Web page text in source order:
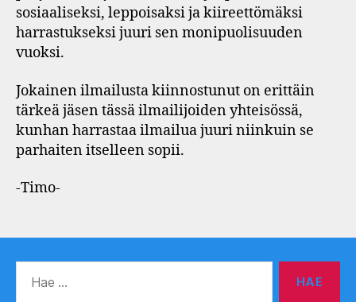
sosiaaliseksi, leppoisaksi ja kiireettömäksi
harrastukseksi juuri sen monipuolisuuden
vuoksi.
Jokainen ilmailusta kiinnostunut on erittäin
tärkeä jäsen tässä ilmailijoiden yhteisössä,
kunhan harrastaa ilmailua juuri niinkuin se
parhaiten itselleen sopii.
-Timo-